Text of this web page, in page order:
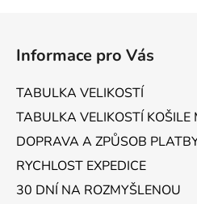
Informace pro Vás
TABULKA VELIKOSTÍ
TABULKA VELIKOSTÍ KOŠILE
DOPRAVA A ZPŮSOB
RYCHLOST EXPEDICE
30 DNÍ NA ROZMYŠLENOU